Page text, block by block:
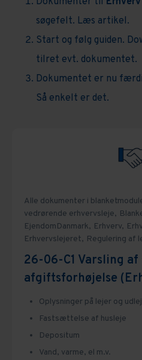
Opsigelse
Ejendomme
Erhvervslejeret
Administration
Ejerforening
Administration
Kontrakter og aftaler
Opsigelse og
Alle dokumenter
Bolighandel
Entreprise
Alle
Afståelse
Medarbejdere
Personlig konkurs
Konkursbehandling
Nødlidende
Alle dokumenter
Retssag
Voldgift
Alle dokumenter
Administration og
Bestyrelse
Ejerforhold
Fusion og spaltning
Skat og
Alle dokumenter
søgefelt. Læs artikel.
Start og følg guiden.
tilret evt. dokumentet.
Dokumentet er nu
Så enkelt er det.
Alle dokumenter i
vedrørende erhvervsleje,
EjendomDanmark, Erhverv,
Erhvervslejeret, Regulering af
26-06-C1 Varsling
afgiftsforhøjelse
Oplysninger på lejer og
Fastsættelse af husleje
Depositum
Vand, varme, el m.v.